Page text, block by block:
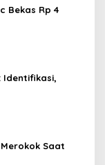
Bekas Rp 4
Identifikasi,
Saat